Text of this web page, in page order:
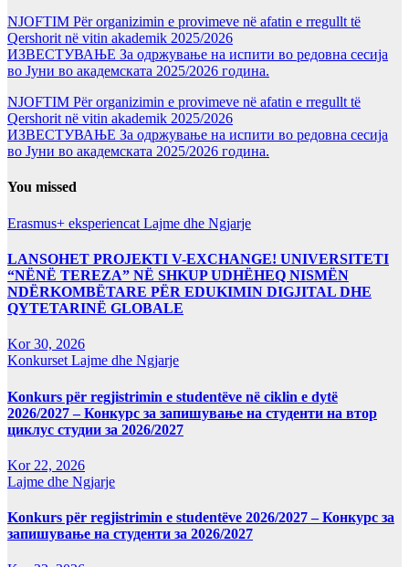
NJOFTIM Për organizimin e provimeve në afatin e rregullt të
Qershorit në vitin akademik 2025/2026
ИЗВЕСТУВАЊЕ За одржување на испити во редовна сесија
во Јуни во академската 2025/2026 година.
NJOFTIM Për organizimin e provimeve në afatin e rregullt të
Qershorit në vitin akademik 2025/2026
ИЗВЕСТУВАЊЕ За одржување на испити во редовна сесија
во Јуни во академската 2025/2026 година.
You missed
Erasmus+ eksperiencat Lajme dhe Ngjarje
LANSOHET PROJEKTI V-EXCHANGE! UNIVERSITETI
“NËNË TEREZA” NË SHKUP UDHËHEQ NISMËN
NDËRKOMBËTARE PËR EDUKIMIN DIGJITAL DHE
QYTETARINË GLOBALE
Kor 30, 2026
Konkurset Lajme dhe Ngjarje
Konkurs për regjistrimin e studentëve në ciklin e dytë
2026/2027 – Конкурс за запишување на студенти на втор
циклус студии за 2026/2027
Kor 22, 2026
Lajme dhe Ngjarje
Konkurs për regjistrimin e studentëve 2026/2027 – Конкурс за
запишување на студенти за 2026/2027